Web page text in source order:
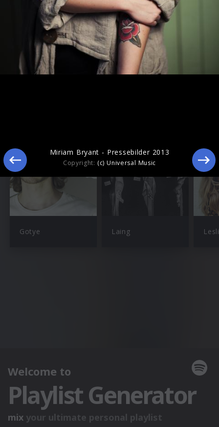
Gotye Laing
Miriam Bryant - Pressebilder 2013
Copyright: (c) Universal Music